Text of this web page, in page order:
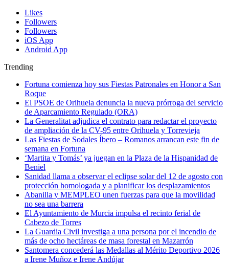
Likes
Followers
Followers
iOS App
Android App
Trending
Fortuna comienza hoy sus Fiestas Patronales en Honor a San
Roque
El PSOE de Orihuela denuncia la nueva prórroga del servicio
de Aparcamiento Regulado (ORA)
La Generalitat adjudica el contrato para redactar el proyecto
de ampliación de la CV-95 entre Orihuela y Torrevieja
Las Fiestas de Sodales Íbero – Romanos arrancan este fin de
semana en Fortuna
‘Martita y Tomás’ ya juegan en la Plaza de la Hispanidad de
Beniel
Sanidad llama a observar el eclipse solar del 12 de agosto con
protección homologada y a planificar los desplazamientos
Abanilla y MEMPLEO unen fuerzas para que la movilidad
no sea una barrera
El Ayuntamiento de Murcia impulsa el recinto ferial de
Cabezo de Torres
La Guardia Civil investiga a una persona por el incendio de
más de ocho hectáreas de masa forestal en Mazarrón
Santomera concederá las Medallas al Mérito Deportivo 2026
a Irene Muñoz e Irene Andújar